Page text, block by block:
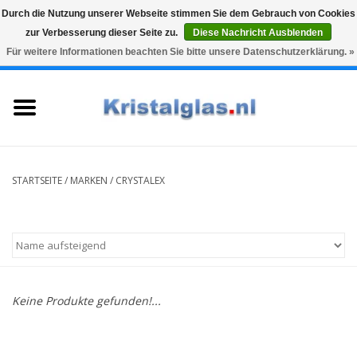
Snelle levering
Graveren
0 Artikel - €0,00
STARTSEITE/ MARKEN / CRYSTALEX
Keine Produkte gefunden!...
Durch die Nutzung unserer Webseite stimmen Sie dem Gebrauch von Cookies
zur Verbesserung dieser Seite zu.
Diese Nachricht Ausblenden
Für weitere Informationen beachten Sie bitte unsere Datenschutzerklärung. »